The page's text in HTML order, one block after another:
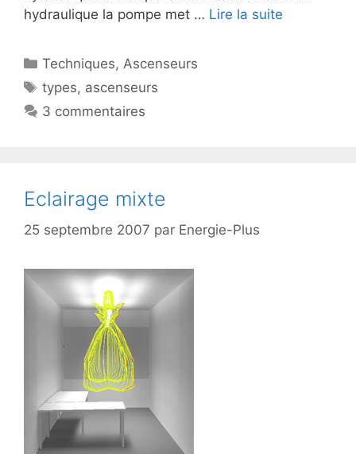
hydraulique la pompe met … Lire la suite
Catégories
Techniques,Ascenseurs
Étiquettes
types, ascenseurs
3 commentaires
Eclairage mixte
25 septembre 2007 par Energie-Plus